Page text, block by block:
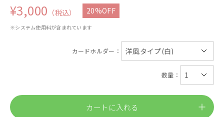
¥3,000 （税込） 20%OFF
※システム使用料が含まれています
カードホルダー：
数量：
カートに入れる